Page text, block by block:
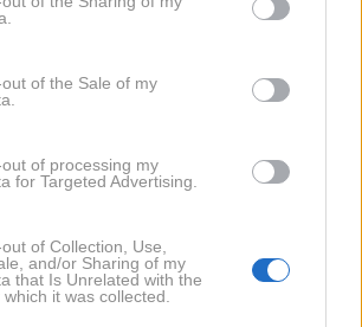
to Google and its third-party tags to
specified purposes in below Google
of the Sale of my
of processing my
for Targeted Advertising.
of Collection, Use,
and/or Sharing of my
that Is Unrelated with the
it was collected.
vroča
na
se
Hailey Bieber v
modo vrnila
iz 90-ih, ki stane 5
evrov